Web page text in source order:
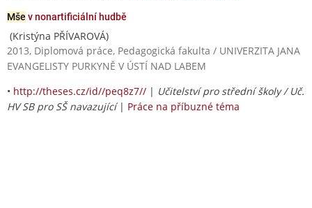
Mše v nonartificiální hudbě
(Kristýna PŘÍVAROVÁ)
2013, Diplomová práce, Pedagogická fakulta / UNIVERZITA JANA
EVANGELISTY PURKYNĚ V ÚSTÍ NAD LABEM
• http://theses.cz/id//peq8z7// | Učitelství pro střední školy / Uč.
HV SB pro SŠ navazující| Práce na příbuzné téma